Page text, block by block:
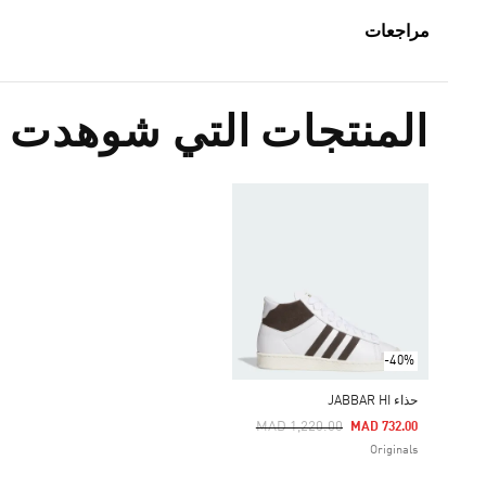
مراجعات
المنتجات التي شوهدت
-40%
حذاء JABBAR HI
Price Reduced From
MAD 1,220.00
To MAD 732.00
Originals